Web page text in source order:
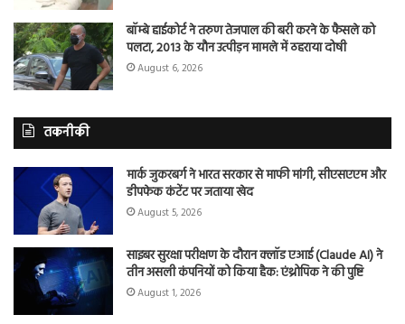
बॉम्बे हाईकोर्ट ने तरुण तेजपाल की बरी करने के फैसले को
पलटा, 2013 के यौन उत्पीड़न मामले में ठहराया दोषी
August 6, 2026
तकनीकी
मार्क जुकरबर्ग ने भारत सरकार से माफी मांगी, सीएसएएम और
डीपफेक कंटेंट पर जताया खेद
August 5, 2026
साइबर सुरक्षा परीक्षण के दौरान क्लॉड एआई (Claude AI) ने
तीन असली कंपनियों को किया हैक: एंथ्रोपिक ने की पुष्टि
August 1, 2026